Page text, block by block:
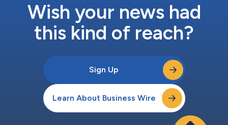
Wish your news had
this kind of reach?
Sign Up
Learn About Business Wire